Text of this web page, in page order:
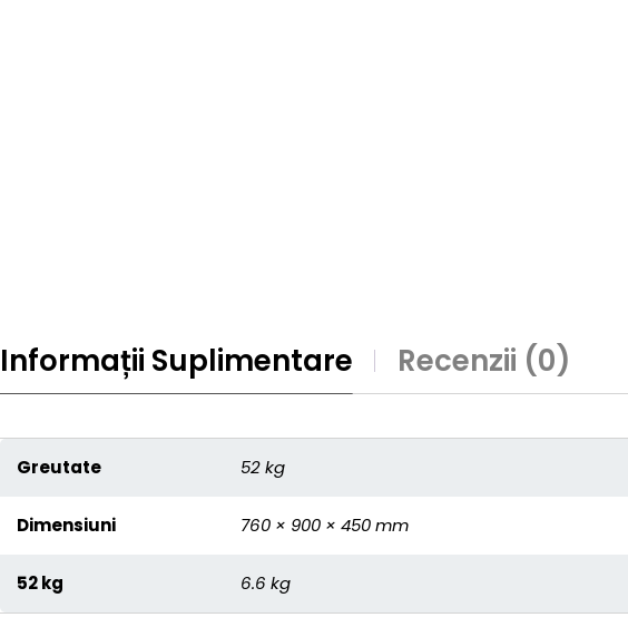
Informații Suplimentare Recenzii (0)
Greutate 52 kg
Dimensiuni 760 × 900 × 450 mm
52 kg 6.6 kg